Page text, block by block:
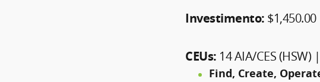
Investimento: $1,450.00
CEUs: 14 AIA/CES (HSW)
Find, Create,